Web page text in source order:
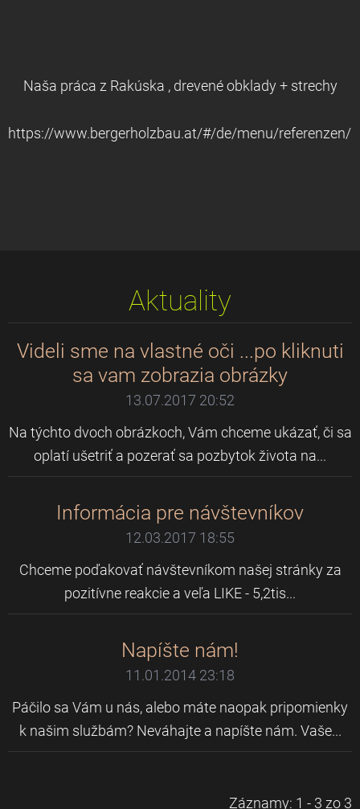
Naša práca z Rakúska , drevené obklady + strechy
https://www.bergerholzbau.at/#/de/menu/
Aktuality
Videli sme na vlastné oči ...po kliknuti
sa vam zobrazia obrázky
13.07.2017 20:52
Na týchto dvoch obrázkoch, Vám chceme ukázať, či sa
oplatí ušetriť a pozerať sa pozbytok života na...
Informácia pre návštevníkov
12.03.2017 18:55
Chceme poďakovať návštevníkom našej stránky za
pozitívne reakcie a veľa LIKE - 5,2tis...
Napíšte nám!
11.01.2014 23:18
Páčilo sa Vám u nás, alebo máte naopak pripomienky
k našim službám? Neváhajte a napíšte nám. Vaše...
Záznamy: 1 - 3 zo 3